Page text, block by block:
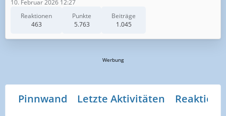
Reaktionen
463
Punkte
5.763
Beiträge
1.045
10. Februar 2026 12:27
Werbung
Pinnwand Letzte Aktivitäten